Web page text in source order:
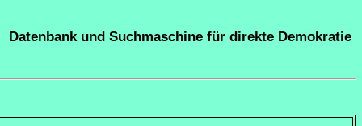
Datenbank und Suchmaschine für direkte Demokratie